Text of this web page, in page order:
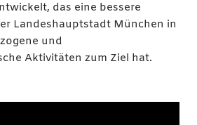
das eine bessere
Landeshauptstadt München in
und
Aktivitäten zum Ziel hat.